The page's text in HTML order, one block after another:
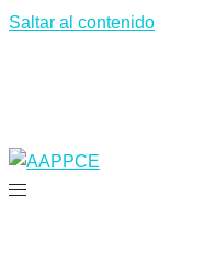
Saltar al contenido